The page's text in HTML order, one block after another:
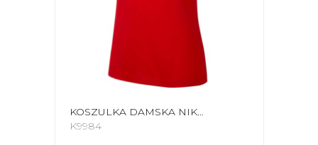
KOSZULKA DAMSKA NIKE DRI-FIT PARK 20 CZERWONA CW6967 657
K9984